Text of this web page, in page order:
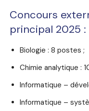
Concours
principal 2025
Biologie : 8 postes ;
Chimie analytique :
Informatique –
Informatique –